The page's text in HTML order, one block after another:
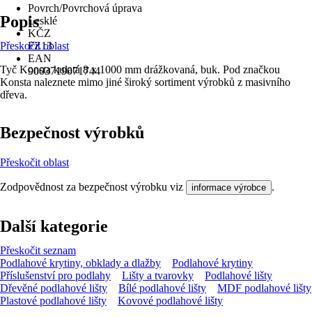
Povrch/Povrchová úprava
Lesklé
KČZ
FZ13
EAN
9003719071744
Popis
Přeskočit oblast
Tyč Konsta kulatá 8 x 1000 mm drážkovaná, buk. Pod značkou
Konsta naleznete mimo jiné široký sortiment výrobků z masivního
dřeva.
Bezpečnost výrobků
Přeskočit oblast
Zodpovědnost za bezpečnost výrobku viz informace výrobce .
Další kategorie
Přeskočit seznam
Podlahové krytiny, obklady a dlažby
Podlahové krytiny
Příslušenství pro podlahy
Lišty a tvarovky
Podlahové lišty
Dřevěné podlahové lišty
Bílé podlahové lišty
MDF podlahové lišty
Plastové podlahové lišty
Kovové podlahové lišty